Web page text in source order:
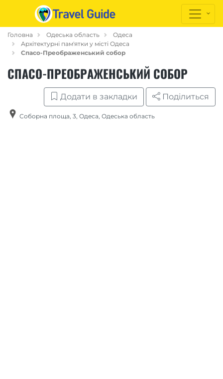
Головна Одеська область
Одеса
Архітектурні пам'ятки у місті Одеса
Спасо-Преображенський собор
СПАСО-ПРЕОБРАЖЕНСЬКИЙ СОБОР
Додати в закладки Поділиться
Соборна площа, 3, Одеса, Одеська область